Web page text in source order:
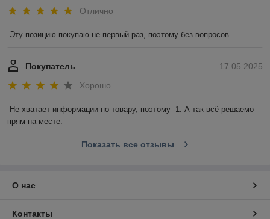
Отлично
Эту позицию покупаю не первый раз, поэтому без вопросов.
17.05.2025
Покупатель
Хорошо
Не хватает информации по товару, поэтому -1. А так всё решаемо
прям на месте.
Показать все отзывы
О нас
Контакты